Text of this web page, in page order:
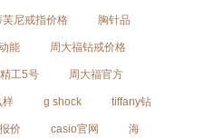
芙尼戒指价格 胸针品
能 周大福钻戒价格
精工5号 周大福官方
样 g shock tiffany钻
价 casio官网 海